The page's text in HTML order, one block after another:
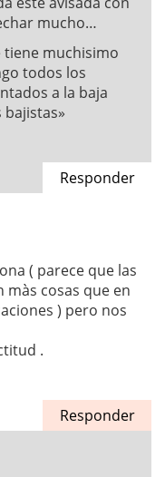
mucho…
tiene muchisimo
todos los
a la baja
Responder
( parece que las
màs cosas que en
) pero nos
.
Responder